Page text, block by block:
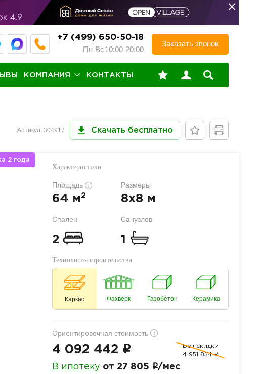
+7 (499) 650-50-18
Пн-Вс10:00-20:00
Заказать звонок
КОМПАНИЯ КОНТАКТЫ
Артикул: 304917 Скачать бесплатно
2 года
Характеристики
Площадь i
64 м2
Размеры
8x8 м
Спален
2
Санузлов
1
Технология строительства
Каркас Фахверк Газобетон Керамика
Ориентировочная стоимость i
4 092 442 i
Без скидки
4 951 854 i
В ипотеку от 27 805 i/мес